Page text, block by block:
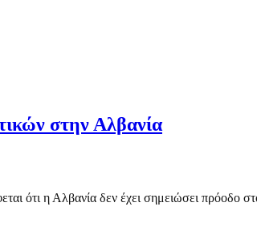
στην Αλβανία
ότι η Αλβανία δεν έχει σημειώσει πρόοδο